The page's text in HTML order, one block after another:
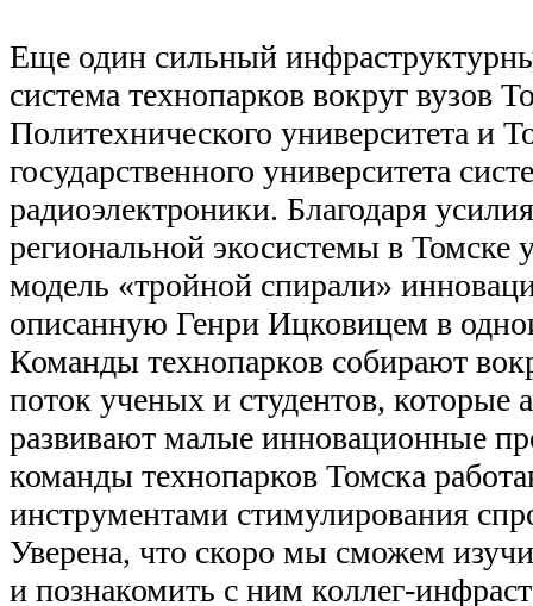
Еще один сильный
система технопарков вокруг вузов
Политехнического университета и
государственного университета
радиоэлектроники. Благодаря
региональной экосистемы в Томске
модель «тройной спирали»
описанную Генри Ицковицем в
Команды технопарков собирают
поток ученых и студентов, которые
развивают малые инновационные
команды технопарков Томска
инструментами стимулирования
Уверена, что скоро мы сможем
и познакомить с ним коллег-